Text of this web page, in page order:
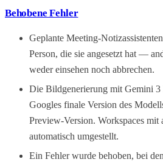
Behobene Fehler
Geplante Meeting-
Person, die sie angesetzt hat —
weder einsehen noch abbrechen.
Die Bildgenerierung mit Gemini 3
Googles finale Version des
Preview-Version. Workspaces
automatisch umgestellt.
Ein Fehler wurde behoben, bei